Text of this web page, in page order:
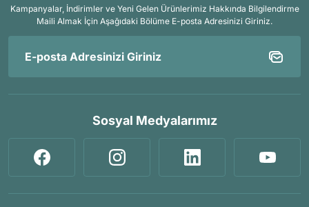
Kampanyalar, İndirimler ve Yeni Gelen Ürünlerimiz Hakkında Bilgilendirme
Maili Almak İçin Aşağıdaki Bölüme E-posta Adresinizi Giriniz.
Sosyal Medyalarımız